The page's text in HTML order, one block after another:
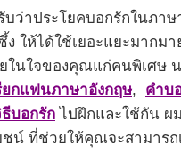
บว่าประโยคบอกรักในภา
ง ให้ได้ใช้เยอะแยะมากมา
ในใจของคุณแก่คนพิเศษ
ยกแฟนภาษาอังกฤษ,
คำบ
บอกรัก ไปฝึกและใช้กัน ผ
ชน์ ที่ช่วยให้คุณจะสามาร